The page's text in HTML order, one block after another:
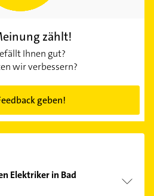
zählt!
Ihnen gut?
wir verbessern?
geben!
Elektriker in Bad